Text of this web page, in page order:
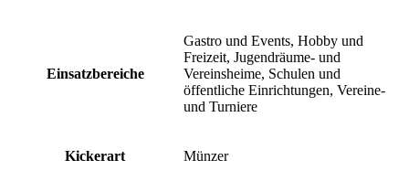
Einsatzbereiche
Gastro und Events, Hobby und
Freizeit, Jugendräume- und
Vereinsheime, Schulen und
öffentliche Einrichtungen, Vereine-
und Turniere
Kickerart Münzer